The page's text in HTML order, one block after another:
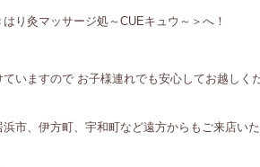
り灸マッサージ処～CUEキュウ～＞へ！
いますので お子様連れでも安心してお越しく
市、伊方町、宇和町など遠方からもご来店い